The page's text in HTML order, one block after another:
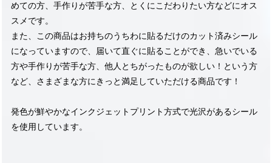
めての方、手作りが苦手な方、とくにこだわりたい方などにオス
スメです。
また、この商品はお持ちのうちわに貼るだけのカット済みシール
になっていますので、届いて直ぐに貼ることができ、急いでいる
方や手作りが苦手な方、他人とちがったものが欲しい！という方
など、さまざまな方にきっと満足していただける商品です！
発色が鮮やかなインクジェットプリント方式で光沢があるシール
を使用しています。